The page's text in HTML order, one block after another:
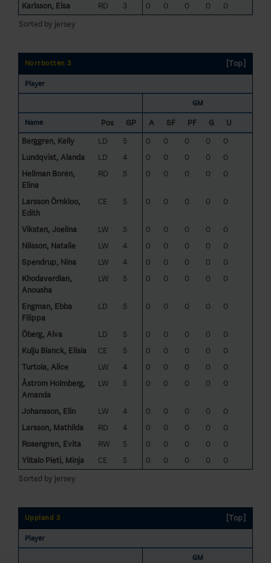
Karlsson, Elsa
RD 3 0 0 0 0
0
Sorted by jersey
Norrbotten 3 [Top]
Player
GM
Name Pos GP A SF PF G
U
Berggren, Kelly
LD 5 0 0 0 0
0
Lundqvist, Alanda
LD 4 0 0 0 0
0
Hellman Borén,
Elina
RD 5 0 0 0 0 0
Larsson Örnkloo,
Edith
CE 5 0 0 0 0 0
Viksten, Joelina LW 5 0 0 0 0
0
Nilsson, Natalie
LW 4 0 0 0 0
0
Spendrup, Nina
LW 4 0 0 0 0
0
Khodaverdian,
Anousha
LW 5 0 0 0 0 0
Engman, Ebba
Filippa
LD 5 0 0 0 0 0
Öberg, Alva LD 5 0 0 0 0
0
Kulju Blanck, Elisia
CE 5 0 0 0 0
0
Turtola, Alice
LW 4 0 0 0 0
0
Åström Holmberg,
Amanda
LW 5 0 0 0 0 0
Johansson, Elin LW 4 0 0 0 0
0
Larsson, Mathilda
RD 4 0 0 0 0
0
Rosengren, Evita
RW 5 0 0 0 0
0
Ylitalo Pieti, Minja
CE 5 0 0 0 0
0
Sorted by jersey
Uppland 3 [Top]
Player
GM